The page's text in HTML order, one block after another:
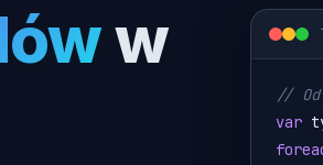
w
//
var